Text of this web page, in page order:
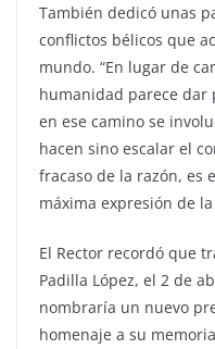
También dedicó unas
conflictos bélicos que
mundo. “En lugar de
humanidad parece dar
en ese camino se
hacen sino escalar el
fracaso de la razón, es
máxima expresión de
El Rector recordó que
Padilla López, el 2 de
nombraría un nuevo
homenaje a su